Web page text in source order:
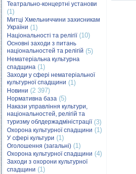
Театрально-концертні установи
(1)
Митці Хмельниччини захисникам
України (1)
Національності та релігії(10)
Основні заходи з питань
національностей та релігій (5)
Нематеріальна культурна
спадщина (1)
Заходи у сфері нематеріальної
культурної спадщини (1)
Новини (2 397)
Нормативна база (5)
Накази управління культури,
національностей, релігій та
туризму облдержадміністрації(3)
Охорона культурної спадщини (1)
У сфері культури (1)
Оголошення (загальні) (1)
Охорона культурної спадщини (4)
Заходи з охорони культурної
спадщини (1)